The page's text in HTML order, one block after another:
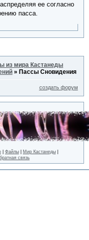
ее согласно
пасса.
из мира Кастанеды
»Пассы Сновидения
создать форум
Файлы Мир Кастанеды
связь